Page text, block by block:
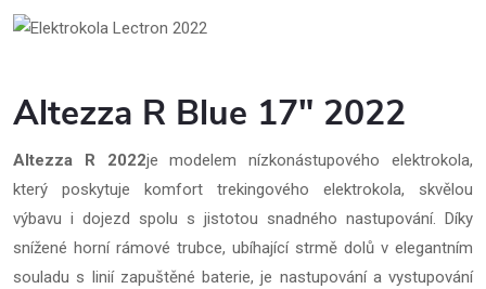
Altezza R Blue 17" 2022
Altezza R 2022je modelem nízkonástupového elektrokola,
který poskytuje komfort trekingového elektrokola, skvělou
výbavu i dojezd spolu s jistotou snadného nastupování. Díky
snížené horní rámové trubce, ubíhající strmě dolů v elegantním
souladu s linií zapuštěné baterie, je nastupování a vystupování